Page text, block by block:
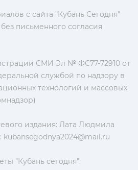
с сайта "Кубань Сегодня"
письменного согласия
СМИ Эл № ФС77-72910 от
службой по надзору в
технологий и массовых
издания: Лата Людмила
kubansegodnya2024@mail.ru
"Кубань сегодня":